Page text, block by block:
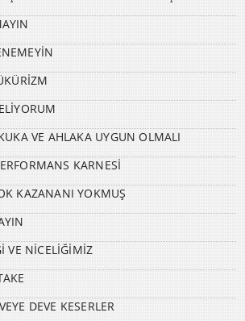
VE AHLAKA UYGUN OLMALI
KARNESİ
KAZANANI YOKMUŞ
VE NİCELİĞİMİZ
DEVE KESERLER